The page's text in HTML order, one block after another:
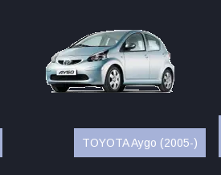
TOYOTA Aygo (2005-)